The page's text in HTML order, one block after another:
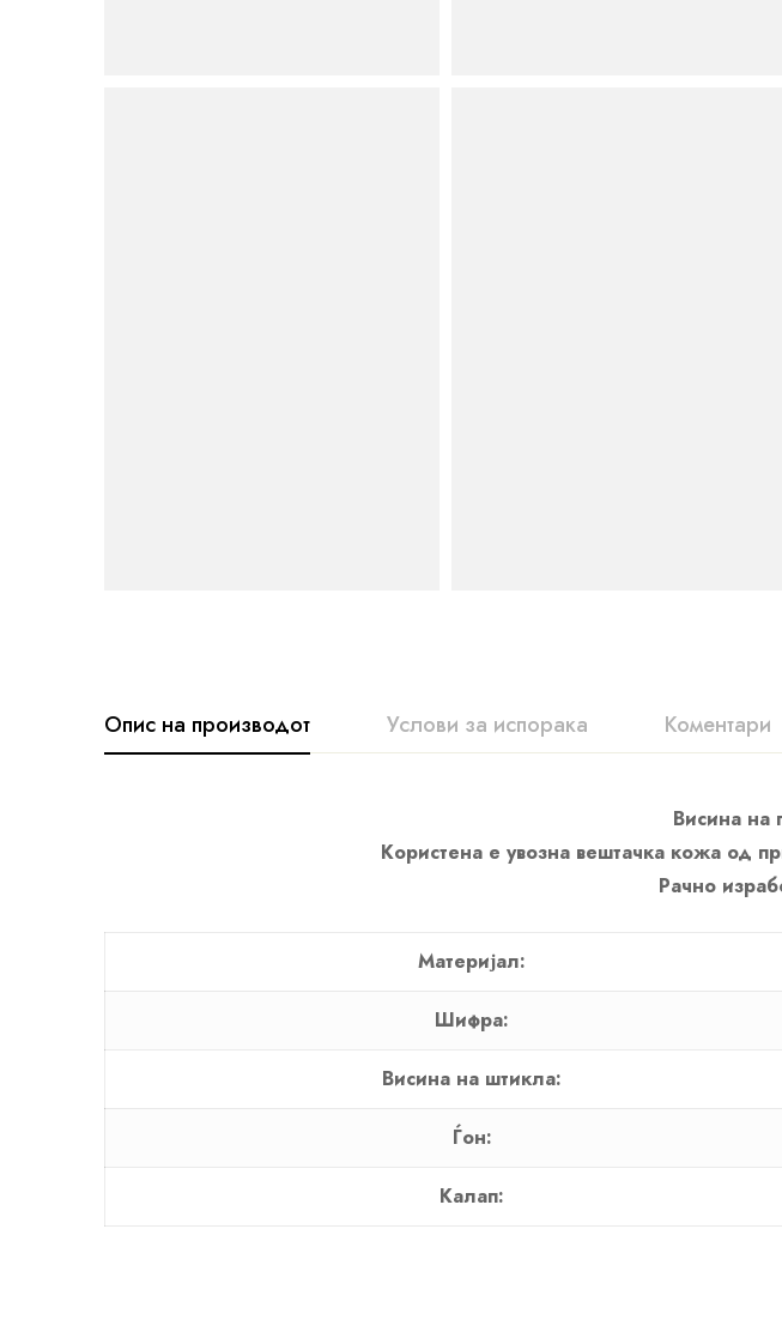
Опис на производот Услови за испорака Коментари
Висина на
Користена е увозна вештачка кожа од
Рачно
Материјал:
Шифра:
Висина на штикла:
Ѓон:
Калап: